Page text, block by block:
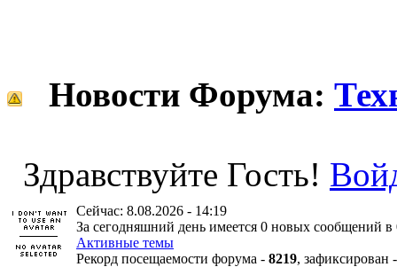
Новости Форума:
Здравствуйте Гость!
Сейчас: 8.08.2026 - 14:19
За сегодняшний день имеется 0 новых сообщений в
Активные темы
Рекорд посещаемости форума - 8219, зафиксирован